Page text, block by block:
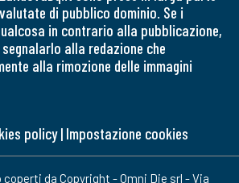
di pubblico dominio. Se i
in contrario alla pubblicazione,
alla redazione che
alla rimozione delle immagini
policy| Impostazione cookies
da Copyright - Omni Die srl - Via